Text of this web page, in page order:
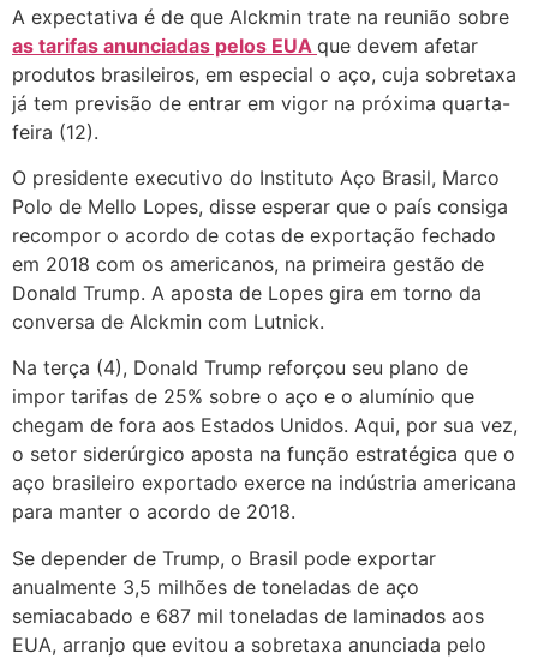
A expectativa é de que Alckmin trate na reunião sobre
as tarifas anunciadas pelos EUA que devem afetar
produtos brasileiros, em especial o aço, cuja sobretaxa
já tem previsão de entrar em vigor na próxima quarta-
feira (12).
O presidente executivo do Instituto Aço Brasil, Marco
Polo de Mello Lopes, disse esperar que o país consiga
recompor o acordo de cotas de exportação fechado
em 2018 com os americanos, na primeira gestão de
Donald Trump. A aposta de Lopes gira em torno da
conversa de Alckmin com Lutnick.
Na terça (4), Donald Trump reforçou seu plano de
impor tarifas de 25% sobre o aço e o alumínio que
chegam de fora aos Estados Unidos. Aqui, por sua vez,
o setor siderúrgico aposta na função estratégica que o
aço brasileiro exportado exerce na indústria americana
para manter o acordo de 2018.
Se depender de Trump, o Brasil pode exportar
anualmente 3,5 milhões de toneladas de aço
semiacabado e 687 mil toneladas de laminados aos
EUA, arranjo que evitou a sobretaxa anunciada pelo